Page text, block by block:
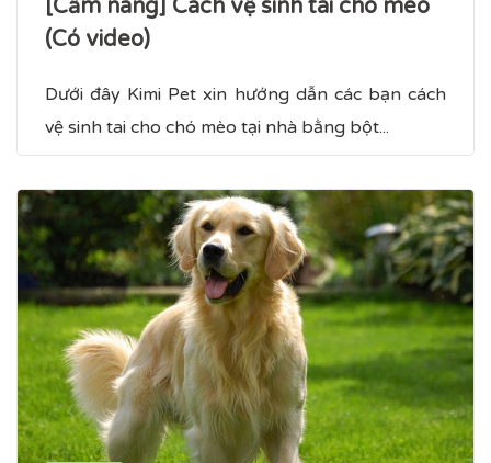
[Cẩm nang] Cách vệ sinh tai chó mèo
(Có video)
Dưới đây Kimi Pet xin hướng dẫn các bạn cách
vệ sinh tai cho chó mèo tại nhà bằng bột...